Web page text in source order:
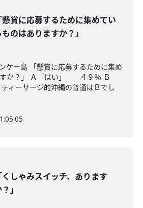
懸賞に応募するために集めてい
ものはありますか？」
ケー島 「懸賞に応募するために集め
すか？」 Ａ「はい」 ４９％ Ｂ
ィーサージ的沖縄の普通はＢでし
くしゃみスイッチ、あります
」